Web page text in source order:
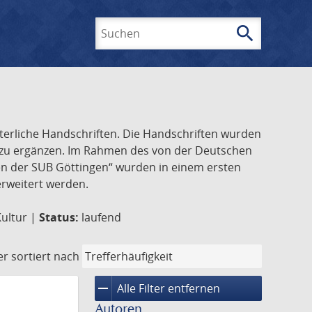
search
Handschriften. Die Handschriften wurden
ergänzen. Im Rahmen des von der Deutschen
SUB Göttingen“ wurden in einem ersten
werden.
| Status: laufend
sortiert nach
remove Alle Filter entfernen